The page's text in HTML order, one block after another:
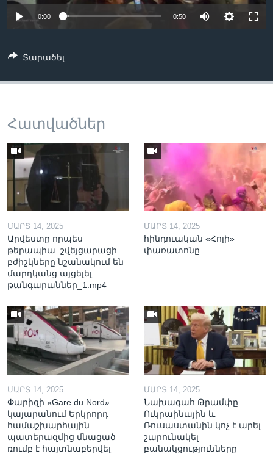
0:00 0:50
Տարածել
Հատվածներ
ՄԱՐՏ 14, 2025
Արվեստը որպես
թերապիա. շվեյցարացի
բժիշկները նշանակում են
մարդկանց այցելել
թանգարաններ_1.mp4
ՄԱՐՏ 14, 2025
հինդուական «Հոլի»
փառատոնը
ՄԱՐՏ 14, 2025
Փարիզի «Gare du Nord»
կայարանում Երկրորդ
համաշխարհային
պատերազմից մնացած
ռումբ է հայտնաբերվել
ՄԱՐՏ 14, 2025
Նախագահ Թրամփը
Ուկրաինային և
Ռուսաստանին կոչ է արել
շարունակել
բանակցությունները